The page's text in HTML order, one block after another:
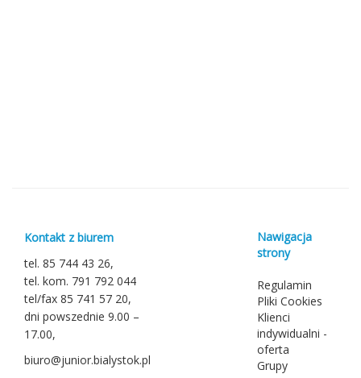
Kontakt z biurem
tel. 85 744 43 26,
tel. kom. 791 792 044
tel/fax 85 741 57 20,
dni powszednie 9.00 –
17.00,
biuro@junior.bialystok.pl
Nawigacja
strony
Regulamin
Pliki Cookies
Klienci
indywidualni -
oferta
Grupy